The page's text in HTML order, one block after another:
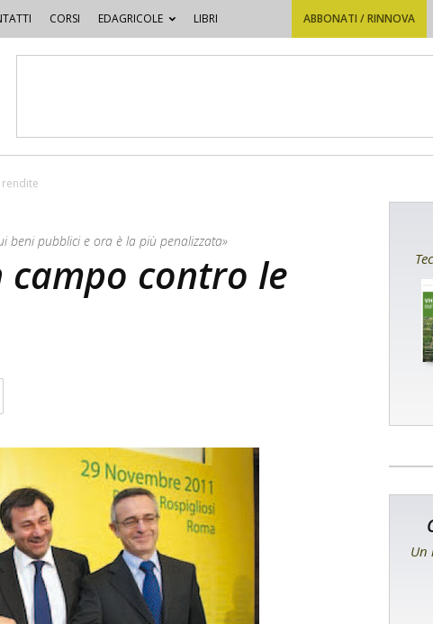
CORSI EDAGRICOLE LIBRI ABBONATI / RINNOVA
beni pubblici e ora è la più penalizzata»
campo contro le
Un